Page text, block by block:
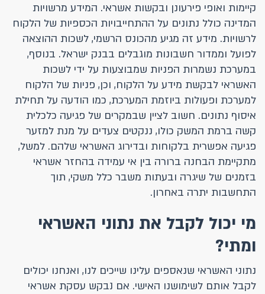
קיימות ואופי פירעונן ובקשות אשראי. המידע מרשויות
המדינה כולל נתונים על ההתחייבויות הכספיות של הלקוח
לרשויות. מידע זה מגיע מהכונס הרשמי, לשכות ההוצאה
לפועל וממדור חשבונות מוגבלים בבנק ישראל. בנוסף,
במערכת נשמרות הפניות שמבוצעות על ידי לשכות
האשראי לבקשת מידע על הלקוח, וכן, פניות של הלקוח
למערכת ופעולות ביוזמת המערכת, כמו הודעה על תחילת
איסוף נתונים. חשוב לציין שבמקרים של פגיעה כלכלית
קשה ברמת המשק כולו, ננקטים צעדים על מנת למזער
פגיעה אפשרית בלקוחות ובדירוג האשראי שלהם. למשל,
מתקיימת הבחנה ברורה בין אי עמידה בהחזר אשראי
בזמנים של שיגרה ובעתות משבר כלל משקי, תוך
התחשבות יתרה באחרון.
מי יכול לקבל את נתוני האשראי
ומתי?
נתוני האשראי שנאספים עלינו שייכים לנו, ואנחנו יכולים
לקבל אותם לשימושנו האישי. אם נבקש עסקת אשראי